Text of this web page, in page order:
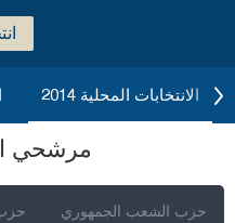
الانتخابات المحلية 2014
مرشحي
حزب حزب الشعب الجمهوري